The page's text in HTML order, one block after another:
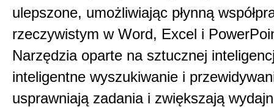
ulepszone, umożliwiając płynną
rzeczywistym w Word, Excel i
Narzędzia oparte na sztucznej
inteligentne wyszukiwanie i
usprawniają zadania i zwiększają